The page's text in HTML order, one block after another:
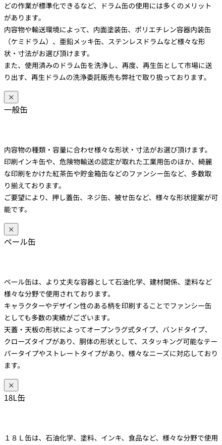
どの作業が標準化できるなど、ドラム缶の使用には多くのメリット
があります。
内容物や輸送環境によって、内面塗装缶、ポリエチレン容器内装缶
（ケミドラム）、亜鉛メッキ缶、ステンレスドラムなど様々な形
状・寸法がお選び頂けます。
また、使用済みのドラム缶を洗浄し、再度、再生缶として市場に送
り出す、再生ドラムの洗浄委託販売も弊社で取り扱っております。
×
一般缶
内容物の種類・容量に合わせ様々な形状・寸法がお選び頂けます。
印刷インキ缶や、危険物輸送の認定が取れた工業用缶のほか、綺麗
な印刷をかけた紅茶缶や貯金箱缶などのファンシー缶など、多数取
り揃えております。
ご要望により、押し蓋缶、ネジ缶、被せ缶など、様々な形状提案が可
能です。
×
ペール缶
ペール缶は、より丈夫な容器として石油化学、建材関係、塗料など
様々な分野で使用されております。
キャラクターやデザイン性のある柄を印刷することでファンシー缶
としても多数の実績がございます。
天蓋・天板の形状によってオープンラグ式タイプ、バンドタイプ、
クローズタイプがあり、胴体の形状として、スタッキング可能なテー
パータイプやストレートタイプがあり、様々なニーズに対応しており
ます。
×
18L缶
１８Ｌ缶は、石油化学、塗料、インキ、食品など、様々な分野で使用